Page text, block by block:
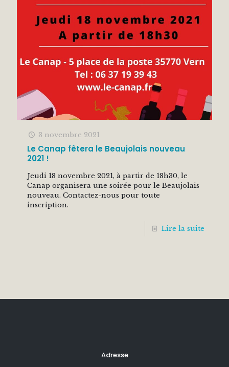
3 novembre 2021
Le Canap fêtera le Beaujolais nouveau
2021 !
Jeudi 18 novembre 2021, à partir de 18h30, le
Canap organisera une soirée pour le Beaujolais
nouveau. Contactez-nous pour toute
inscription.
Lire la suite
Adresse